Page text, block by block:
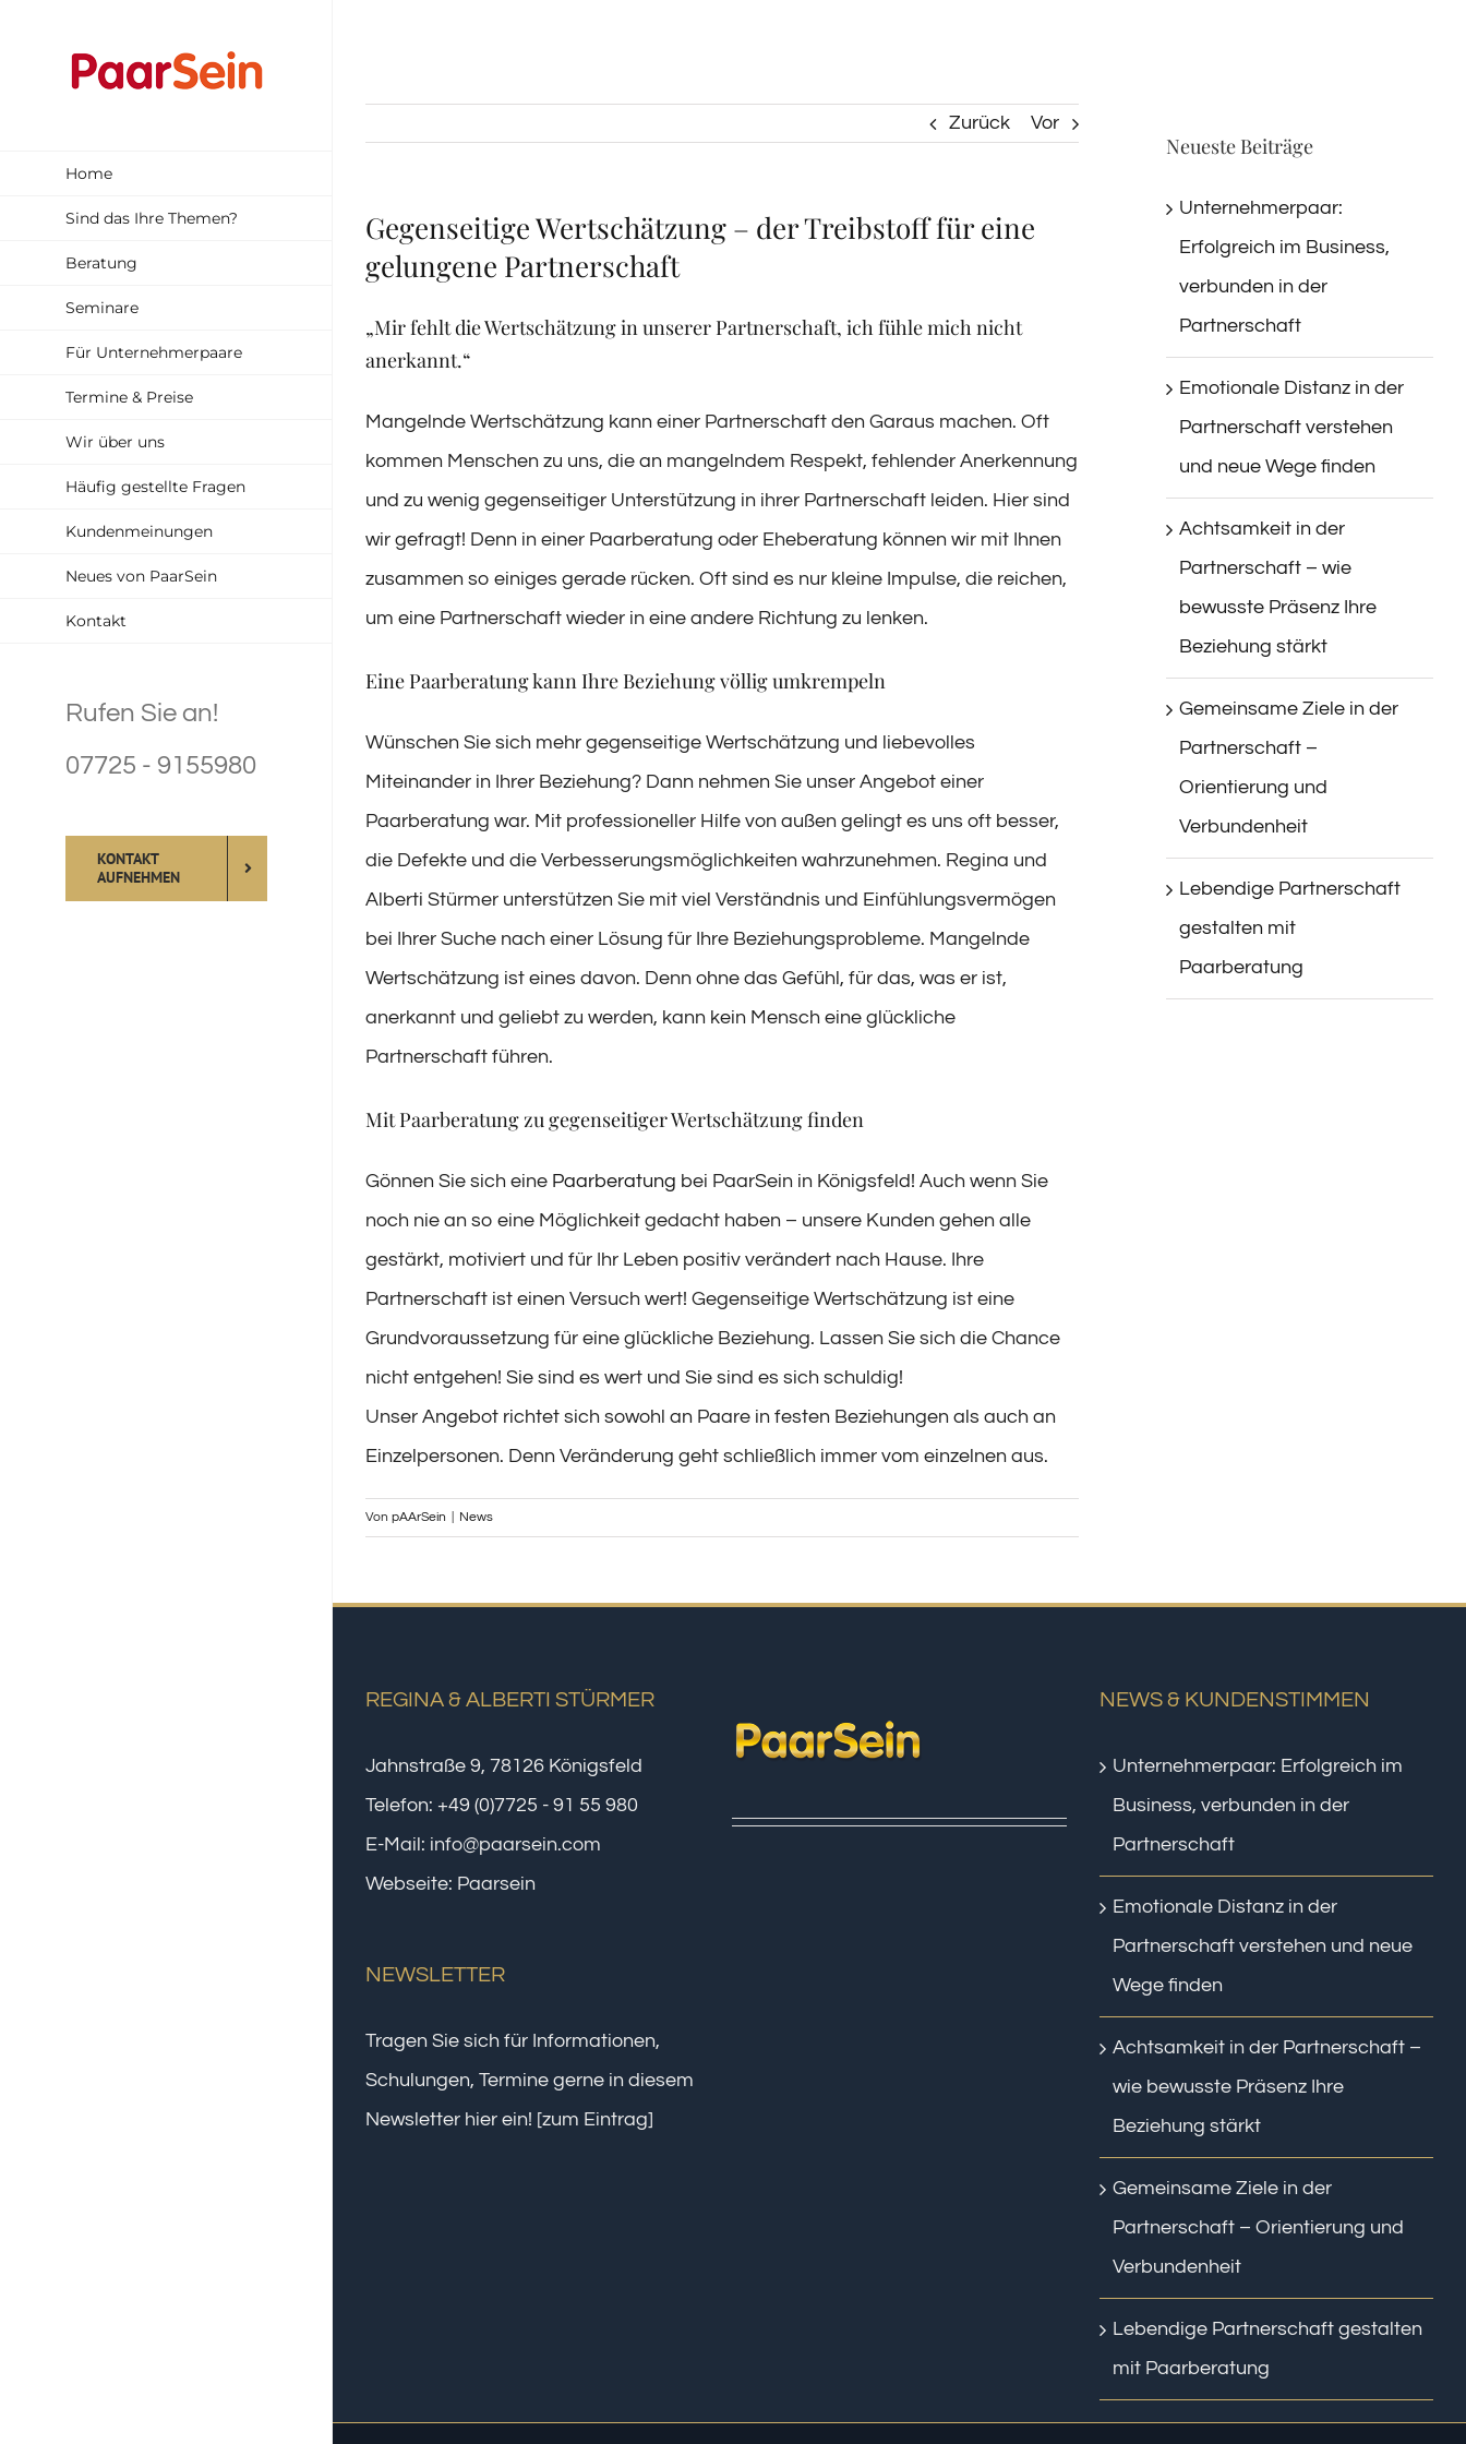
springen
Home
Sind das Ihre Themen?
Beratung
Seminare
Für Unternehmerpaare
Termine & Preise
Wir über uns
Häufig gestellte Fragen
Kundenmeinungen
Neues von PaarSein
Kontakt
Rufen Sie an!
07725 - 9155980
KONTAKT
AUFNEHMEN
Zurück Vor
Gegenseitige Wertschätzung – der Treibstoff für eine
gelungene Partnerschaft
„Mir fehlt die Wertschätzung in unserer Partnerschaft, ich fühle mich nicht
anerkannt.“
Mangelnde Wertschätzung kann einer Partnerschaft den Garaus machen. Oft
kommen Menschen zu uns, die an mangelndem Respekt, fehlender Anerkennung
und zu wenig gegenseitiger Unterstützung in ihrer Partnerschaft leiden. Hier sind
wir gefragt! Denn in einer Paarberatung oder Eheberatung können wir mit Ihnen
zusammen so einiges gerade rücken. Oft sind es nur kleine Impulse, die reichen,
um eine Partnerschaft wieder in eine andere Richtung zu lenken.
Eine Paarberatung kann Ihre Beziehung völlig umkrempeln
Wünschen Sie sich mehr gegenseitige Wertschätzung und liebevolles
Miteinander in Ihrer Beziehung? Dann nehmen Sie unser Angebot einer
Paarberatung war. Mit professioneller Hilfe von außen gelingt es uns oft besser,
die Defekte und die Verbesserungsmöglichkeiten wahrzunehmen. Regina und
Alberti Stürmer unterstützen Sie mit viel Verständnis und Einfühlungsvermögen
bei Ihrer Suche nach einer Lösung für Ihre Beziehungsprobleme. Mangelnde
Wertschätzung ist eines davon. Denn ohne das Gefühl, für das, was er ist,
anerkannt und geliebt zu werden, kann kein Mensch eine glückliche
Partnerschaft führen.
Mit Paarberatung zu gegenseitiger Wertschätzung finden
Gönnen Sie sich eine Paarberatung bei PaarSein in Königsfeld! Auch wenn Sie
noch nie an so eine Möglichkeit gedacht haben – unsere Kunden gehen alle
gestärkt, motiviert und für Ihr Leben positiv verändert nach Hause. Ihre
Partnerschaft ist einen Versuch wert! Gegenseitige Wertschätzung ist eine
Grundvoraussetzung für eine glückliche Beziehung. Lassen Sie sich die Chance
nicht entgehen! Sie sind es wert und Sie sind es sich schuldig!
Unser Angebot richtet sich sowohl an Paare in festen Beziehungen als auch an
Einzelpersonen. Denn Veränderung geht schließlich immer vom einzelnen aus.
Von pAArSein News
Neueste Beiträge
Unternehmerpaar:
Erfolgreich im Business,
verbunden in der
Partnerschaft
Emotionale Distanz in der
Partnerschaft verstehen
und neue Wege finden
Achtsamkeit in der
Partnerschaft – wie
bewusste Präsenz Ihre
Beziehung stärkt
Gemeinsame Ziele in der
Partnerschaft –
Orientierung und
Verbundenheit
Lebendige Partnerschaft
gestalten mit
Paarberatung
REGINA & ALBERTI STÜRMER
Jahnstraße 9, 78126 Königsfeld
Telefon: +49 (0)7725 - 91 55 980
E-Mail: info@paarsein.com
Webseite: Paarsein
NEWSLETTER
Tragen Sie sich für Informationen,
Schulungen, Termine gerne in diesem
Newsletter hier ein! [zum Eintrag]
NEWS & KUNDENSTIMMEN
Unternehmerpaar: Erfolgreich im
Business, verbunden in der
Partnerschaft
Emotionale Distanz in der
Partnerschaft verstehen und neue
Wege finden
Achtsamkeit in der Partnerschaft –
wie bewusste Präsenz Ihre
Beziehung stärkt
Gemeinsame Ziele in der
Partnerschaft – Orientierung und
Verbundenheit
Lebendige Partnerschaft gestalten
mit Paarberatung